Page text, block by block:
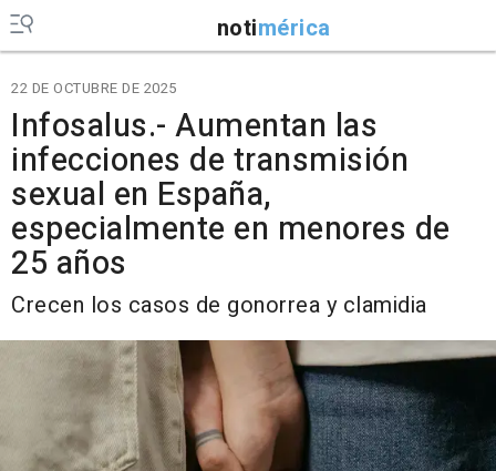
notimérica
22 DE OCTUBRE DE 2025
Infosalus.- Aumentan las
infecciones de transmisión
sexual en España,
especialmente en menores de
25 años
Crecen los casos de gonorrea y clamidia